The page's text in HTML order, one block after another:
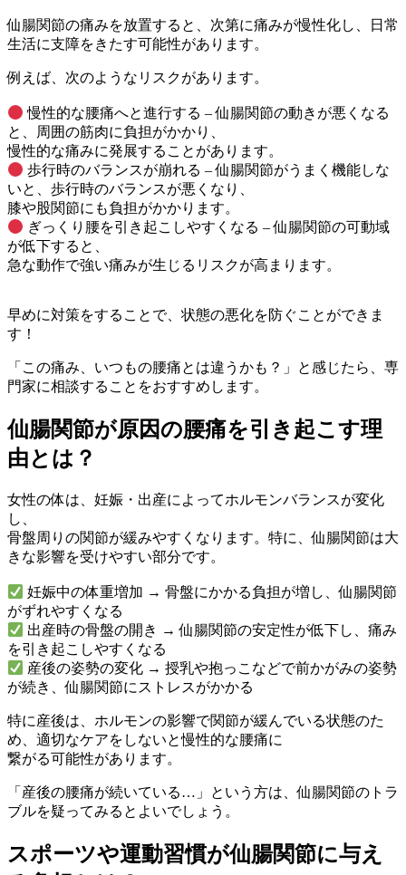
仙腸関節の痛みを放置すると、次第に痛みが慢性化し、日常
生活に支障をきたす可能性があります。
例えば、次のようなリスクがあります。
慢性的な腰痛へと進行する – 仙腸関節の動きが悪くなる
と、周囲の筋肉に負担がかかり、
慢性的な痛みに発展することがあります。
歩行時のバランスが崩れる – 仙腸関節がうまく機能しな
いと、歩行時のバランスが悪くなり、
膝や股関節にも負担がかかります。
ぎっくり腰を引き起こしやすくなる – 仙腸関節の可動域
が低下すると、
急な動作で強い痛みが生じるリスクが高まります。
早めに対策をすることで、状態の悪化を防ぐことができま
す！
「この痛み、いつもの腰痛とは違うかも？」と感じたら、専
門家に相談することをおすすめします。
仙腸関節が原因の腰痛を引き起こす理
由とは？
女性の体は、妊娠・出産によってホルモンバランスが変化
し、
骨盤周りの関節が緩みやすくなります。特に、仙腸関節は大
きな影響を受けやすい部分です。
妊娠中の体重増加 → 骨盤にかかる負担が増し、仙腸関節
がずれやすくなる
出産時の骨盤の開き → 仙腸関節の安定性が低下し、痛み
を引き起こしやすくなる
産後の姿勢の変化 → 授乳や抱っこなどで前かがみの姿勢
が続き、仙腸関節にストレスがかかる
特に産後は、ホルモンの影響で関節が緩んでいる状態のた
め、適切なケアをしないと慢性的な腰痛に
繋がる可能性があります。
「産後の腰痛が続いている…」という方は、仙腸関節のトラ
ブルを疑ってみるとよいでしょう。
スポーツや運動習慣が仙腸関節に与え